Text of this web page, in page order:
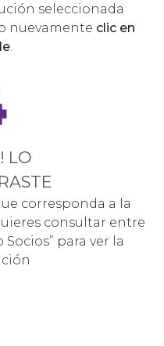
seleccionada
nuevamente clic en
.
LO
corresponda a la
consultar entre
Socios” para ver la